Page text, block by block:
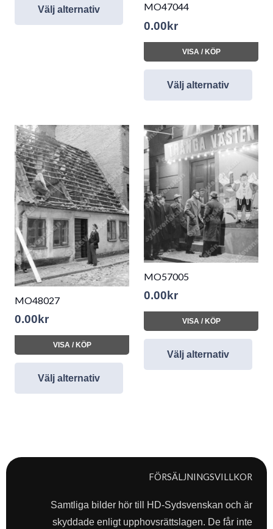
Välj alternativ MO47044
0.00 kr
VISA / KÖP
Välj alternativ
MO48027
0.00 kr
VISA / KÖP
Välj alternativ
MO57005
0.00 kr
VISA / KÖP
Välj alternativ
FÖRSÄLJNINGSVILLKOR
Samtliga bilder hör till HD-Sydsvenskan och är
skyddade enligt upphovsrättslagen. De får inte